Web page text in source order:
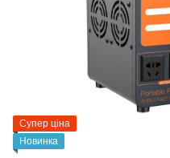
Супер ціна
Новинка